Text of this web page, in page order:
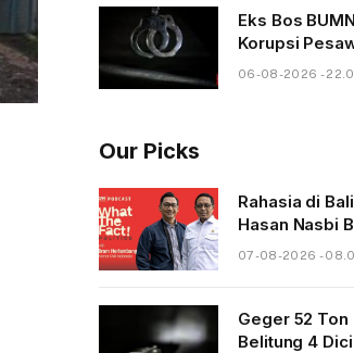
Eks Bos
Korupsi
06-08-2026 -
Our Picks
Rahasia di
Hasan Nasbi
07-08-2026 -
Geger 52
Belitung 4